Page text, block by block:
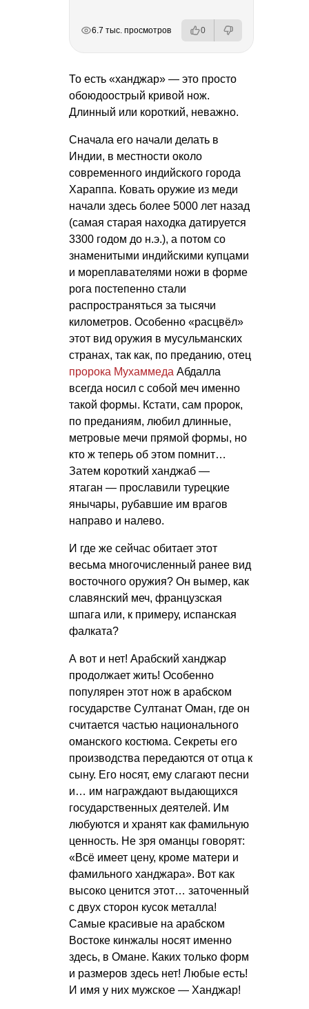
6.7 тыс. просмотров 0
То есть «ханджар» — это просто
обоюдоострый кривой нож.
Длинный или короткий, неважно.
Сначала его начали делать в
Индии, в местности около
современного индийского города
Хараппа. Ковать оружие из меди
начали здесь более 5000 лет назад
(самая старая находка датируется
3300 годом до н.э.), а потом со
знаменитыми индийскими купцами
и мореплавателями ножи в форме
рога постепенно стали
распространяться за тысячи
километров. Особенно «расцвёл»
этот вид оружия в мусульманских
странах, так как, по преданию, отец
пророка Мухаммеда Абдалла
всегда носил с собой меч именно
такой формы. Кстати, сам пророк,
по преданиям, любил длинные,
метровые мечи прямой формы, но
кто ж теперь об этом помнит…
Затем короткий ханджаб —
ятаган — прославили турецкие
янычары, рубавшие им врагов
направо и налево.
И где же сейчас обитает этот
весьма многочисленный ранее вид
восточного оружия? Он вымер, как
славянский меч, французская
шпага или, к примеру, испанская
фалката?
А вот и нет! Арабский ханджар
продолжает жить! Особенно
популярен этот нож в арабском
государстве Султанат Оман, где он
считается частью национального
оманского костюма. Секреты его
производства передаются от отца к
сыну. Его носят, ему слагают песни
и… им награждают выдающихся
государственных деятелей. Им
любуются и хранят как фамильную
ценность. Не зря оманцы говорят:
«Всё имеет цену, кроме матери и
фамильного ханджара». Вот как
высоко ценится этот… заточенный
с двух сторон кусок металла!
Самые красивые на арабском
Востоке кинжалы носят именно
здесь, в Омане. Каких только форм
и размеров здесь нет! Любые есть!
И имя у них мужское — Ханджар!